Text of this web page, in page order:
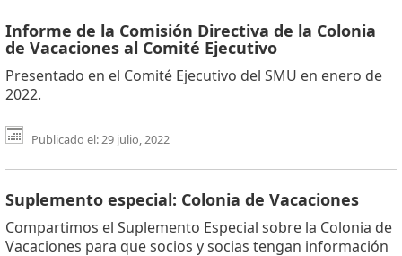
Informe de la Comisión Directiva de la Colonia
de Vacaciones al Comité Ejecutivo
Presentado en el Comité Ejecutivo del SMU en enero de
2022.
Publicado el: 29 julio, 2022
Suplemento especial: Colonia de Vacaciones
Compartimos el Suplemento Especial sobre la Colonia de
Vacaciones para que socios y socias tengan información